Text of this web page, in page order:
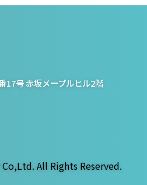
17号 赤坂メープルヒル2階
All Rights Reserved.